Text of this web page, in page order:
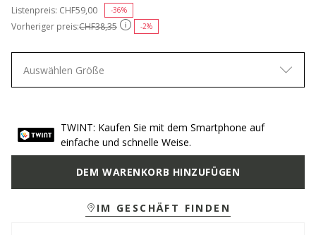
Vorheriger preis:CHF38,35 -2%
Listenpreis: Price reduced from
CHF59,00 -36%
Auswählen Größe
TWINT: Kaufen Sie mit dem Smartphone auf
einfache und schnelle Weise.
DEM WARENKORB HINZUFÜGEN
IM GESCHÄFT FINDEN